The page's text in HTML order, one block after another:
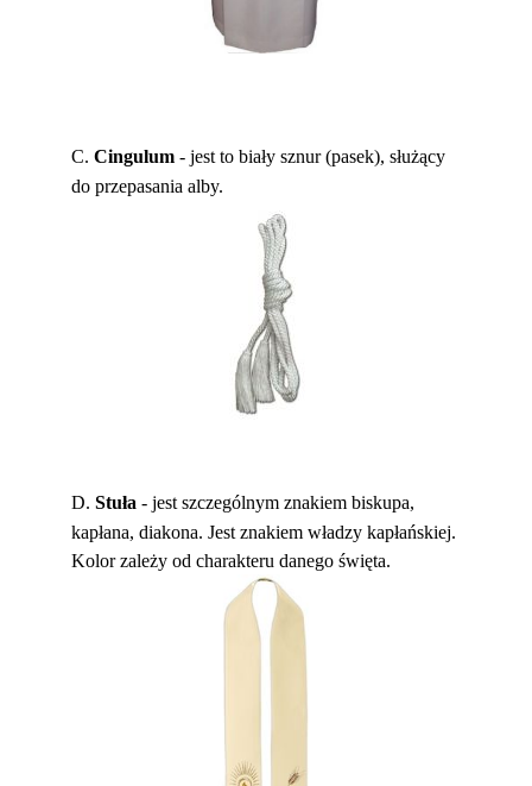
C. Cingulum - jest to biały sznur (pasek), służący
do przepasania alby.
D. Stuła - jest szczególnym znakiem biskupa,
kapłana, diakona. Jest znakiem władzy kapłańskiej.
Kolor zależy od charakteru danego święta.